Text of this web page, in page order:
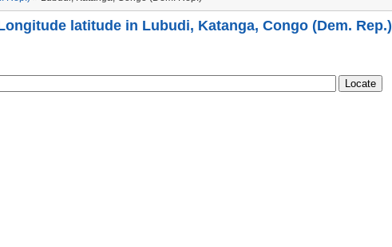
latitude in Lubudi, Katanga, Congo (Dem. Rep.)